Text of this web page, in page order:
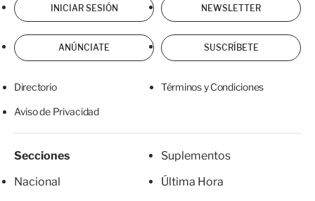
INICIAR SESIÓN NEWSLETTER
ANÚNCIATE SUSCRÍBETE
Directorio Términos y Condiciones
Aviso de Privacidad
Secciones
Nacional
Suplementos
Última Hora